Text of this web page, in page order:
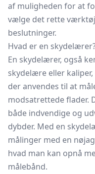
af muligheden for at
vælge det rette
beslutninger.
Hvad er en
En skydelærer, også
skydelære eller
der anvendes til at
modsatrettede flader.
både indvendige og
dybder. Med en
målinger med en
hvad man kan opnå
målebånd.